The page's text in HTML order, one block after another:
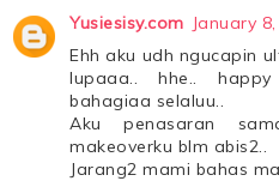
Yusiesisy.com January
Ehh aku udh ngucapin
lupaaa.. hhe..
bahagiaa selaluu..
Aku penasaran
makeoverku blm abis2..
Jarang2 mami bahas